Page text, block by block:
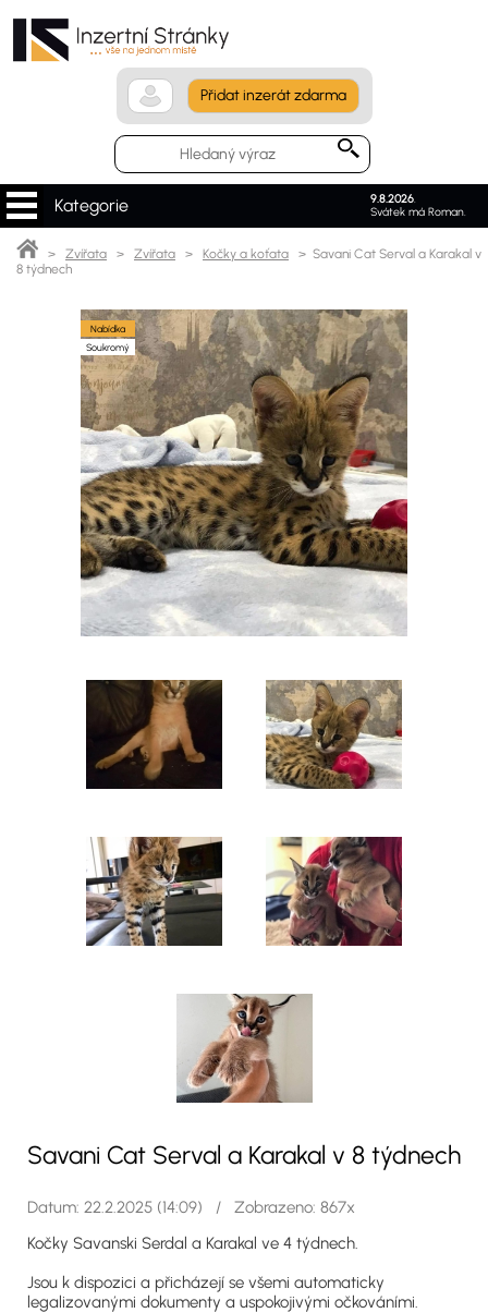
Přidat inzerát zdarma
9.8.2026.
Svátek má Roman.
Kategorie
> Zvířata > Zvířata > Kočky a koťata > Savani Cat Serval a Karakal v
8 týdnech
Nabídka
Soukromý
Savani Cat Serval a Karakal v 8 týdnech
Datum: 22.2.2025 (14:09) / Zobrazeno: 867x
Kočky Savanski Serdal a Karakal ve 4 týdnech.
Jsou k dispozici a přicházejí se všemi automaticky
legalizovanými dokumenty a uspokojivými očkováními.